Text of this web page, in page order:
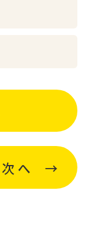
次へ